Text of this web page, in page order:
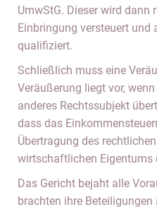
UmwStG. Dieser wird dann
Einbringung versteuert und
qualifiziert.
Schließlich muss eine
Veräußerung liegt vor,
anderes Rechtssubjekt
dass das
Übertragung des
wirtschaftlichen Eigentums
Das Gericht bejaht alle
brachten ihre Beteiligungen